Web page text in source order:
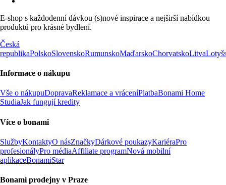
E-shop s každodenní dávkou (s)nové inspirace a nejširší nabídkou
produktů pro krásné bydlení.
Česká
republikaPolskoSlovenskoRumunskoMaďarskoChorvatskoLitva
Informace o nákupu
Vše o nákupuDopravaReklamace a vráceníPlatbaBonami Home
StudiaJak fungují kredity
Více o bonami
SlužbyKontaktyO násZnačkyDárkové poukazyKariéraPro
profesionályPro médiaAffiliate programNová mobilní
aplikaceBonamiStar
Bonami prodejny v Praze